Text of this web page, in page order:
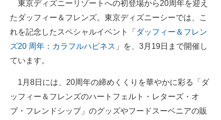
東京ディズニーリゾートへの初登場から20周年を迎え
たダッフィー＆フレンズ。東京ディズニーシーでは、こ
れを記念したスペシャルイベント「 ダッフィー＆フレン
ズ20 周年：カラフルハピネス 」を、3月19日まで開催し
ています。
1月8日には、20周年の締めくくりを華やかに彩る「ダ
ッフィー＆フレンズのハートフェルト・レターズ・オ
ブ・フレンドシップ」のグッズやフードスーベニアの販